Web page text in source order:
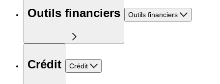
Outils financiers Outils financiers
Crédit Crédit